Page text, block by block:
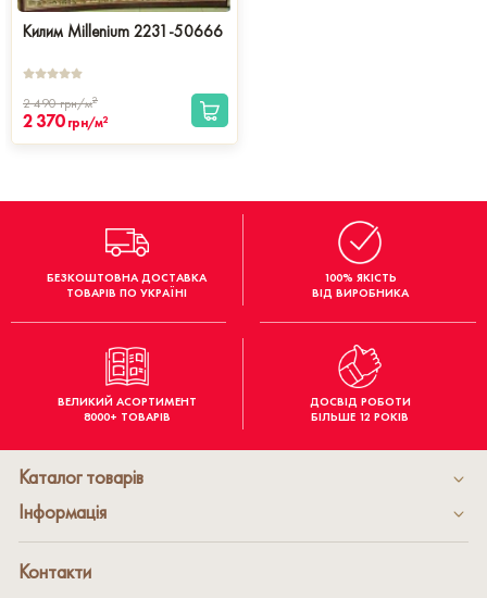
Килим Millenium 2231-50666
2 490грн/м2
2 370 грн/м2
БЕЗКОШТОВНА ДОСТАВКА
ТОВАРІВ ПО УКРАЇНІ
100% ЯКІСТЬ
ВІД ВИРОБНИКА
ВЕЛИКИЙ АСОРТИМЕНТ
8000+ ТОВАРІВ
ДОСВІД РОБОТИ
БІЛЬШЕ 12 РОКІВ
Каталог товарів
Інформація
Контакти